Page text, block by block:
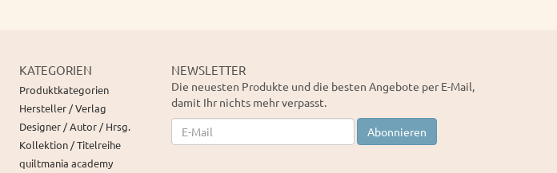
KATEGORIEN
Produktkategorien
Hersteller / Verlag
Designer / Autor / Hrsg.
Kollektion / Titelreihe
quiltmania academy
NEWSLETTER
Die neuesten Produkte und die besten Angebote per E-Mail,
damit Ihr nichts mehr verpasst.
Newsletter
Abonnieren